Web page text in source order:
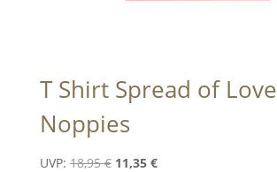
T Shirt Spread of Love
Noppies
UVP: 18,95€ Ursprünglicher
11,35 €Aktueller